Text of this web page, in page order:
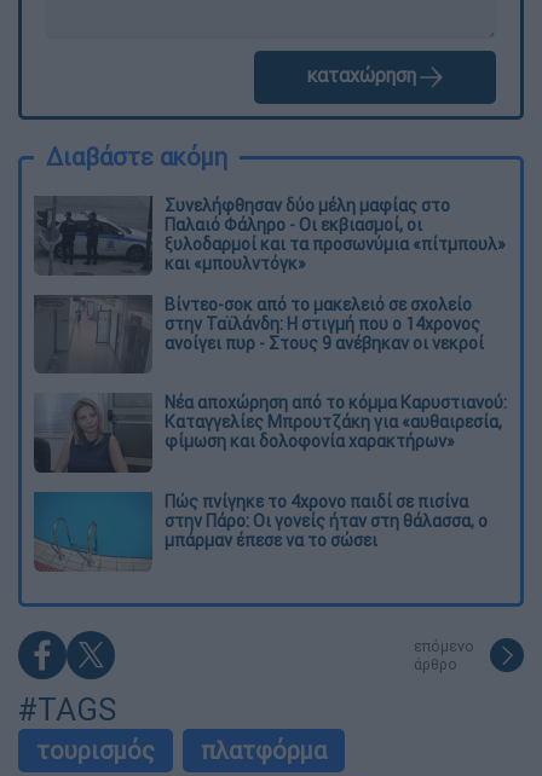
καταχώρηση
Διαβάστε ακόμη
Συνελήφθησαν δύο μέλη μαφίας στο
Παλαιό Φάληρο - Οι εκβιασμοί, οι
ξυλοδαρμοί και τα προσωνύμια «πίτμπουλ»
και «μπουλντόγκ»
Βίντεο-σοκ από το μακελειό σε σχολείο
στην Ταϊλάνδη: Η στιγμή που ο 14χρονος
ανοίγει πυρ - Στους 9 ανέβηκαν οι νεκροί
Νέα αποχώρηση από το κόμμα Καρυστιανού:
Καταγγελίες Μπρουτζάκη για «αυθαιρεσία,
φίμωση και δολοφονία χαρακτήρων»
Πώς πνίγηκε το 4χρονο παιδί σε πισίνα
στην Πάρο: Οι γονείς ήταν στη θάλασσα, ο
μπάρμαν έπεσε να το σώσει
επόμενο
άρθρο
#TAGS
τουρισμός
πλατφόρμα